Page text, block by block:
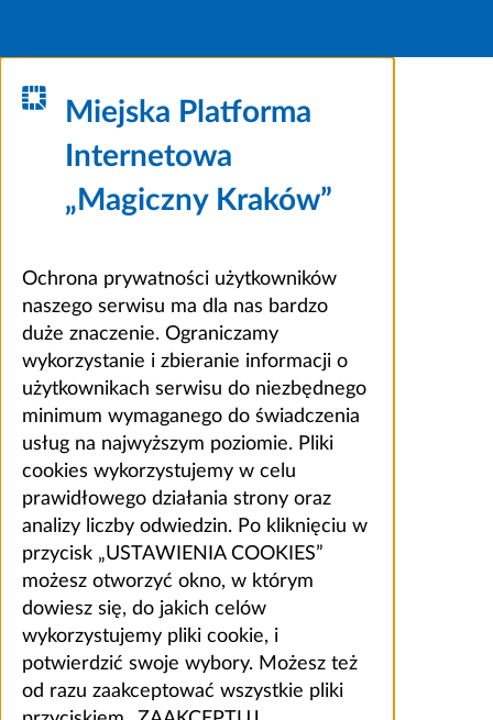
Miejska Platforma
Internetowa
„Magiczny Kraków”
Ochrona prywatności użytkowników
naszego serwisu ma dla nas bardzo
duże znaczenie. Ograniczamy
wykorzystanie i zbieranie informacji o
użytkownikach serwisu do niezbędnego
minimum wymaganego do świadczenia
usług na najwyższym poziomie. Pliki
cookies wykorzystujemy w celu
prawidłowego działania strony oraz
analizy liczby odwiedzin. Po kliknięciu w
przycisk „USTAWIENIA COOKIES”
możesz otworzyć okno, w którym
dowiesz się, do jakich celów
wykorzystujemy pliki cookie, i
potwierdzić swoje wybory. Możesz też
od razu zaakceptować wszystkie pliki